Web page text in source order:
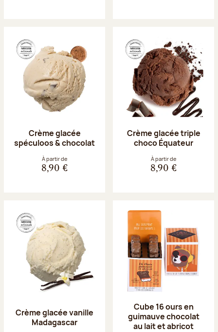
Crème glacée
spéculoos & chocolat
À partir de
8,90 €
Crème glacée triple
choco Équateur
À partir de
8,90 €
Crème glacée vanille
Madagascar
Cube 16 ours en
guimauve chocolat
au lait et abricot